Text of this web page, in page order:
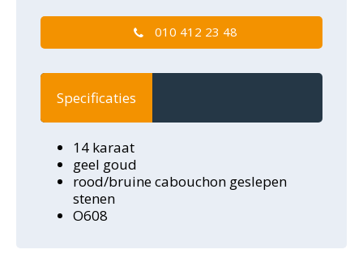
010 412 23 48
Specificaties
14 karaat
geel goud
rood/bruine cabouchon geslepen
stenen
O608